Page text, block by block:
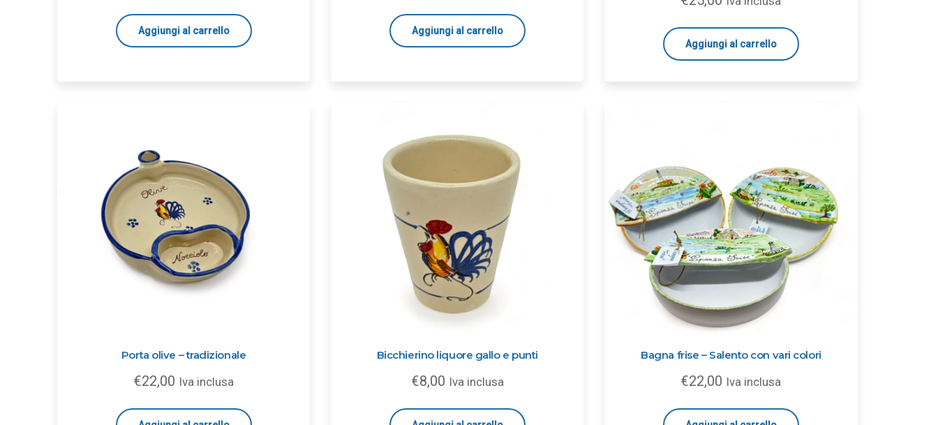
Aggiungi al carrello Aggiungi al carrello
Aggiungi al carrello
Porta olive – tradizionale
€22,00 Iva inclusa
Bicchierino liquore gallo e punti
€8,00 Iva inclusa
Bagna frise – Salento con vari colori
€22,00 Iva inclusa